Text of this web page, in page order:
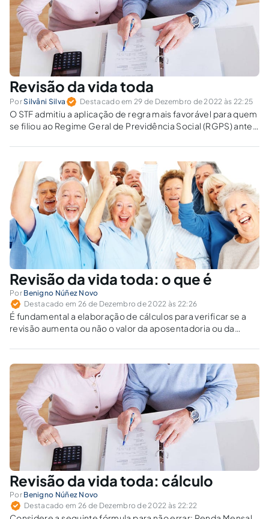
Revisão da vida toda
PorSilvâni Silva Destacado em 29 de Dezembro de 2022 às 22:25
O STF admitiu a aplicação de regra mais favorável para quem
se filiou ao Regime Geral de Previdência Social (RGPS) antes
Revisão da vida toda: o que é
Por Benigno Núñez Novo
Destacado em 26 de Dezembro de 2022 às 22:26
É fundamental a elaboração de cálculos para verificar se a
revisão aumenta ou não o valor da aposentadoria ou da
Revisão da vida toda: cálculo
Por Benigno Núñez Novo
Destacado em 26 de Dezembro de 2022 às 22:22